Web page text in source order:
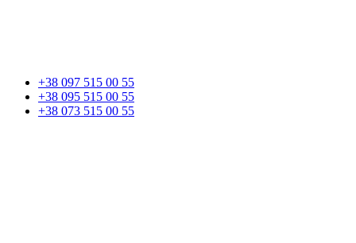
+38 097 515 00 55
+38 095 515 00 55
+38 073 515 00 55